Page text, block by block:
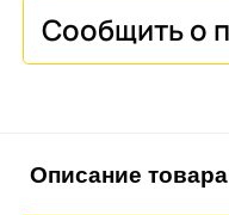
Описание товара